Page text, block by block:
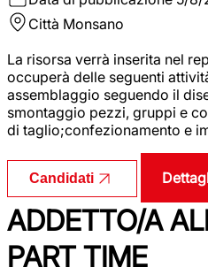
Città Monsano
La risorsa verrà inserita nel
occuperà delle seguenti
assemblaggio seguendo il
smontaggio pezzi, gruppi e
di taglio;confezionamento e
Candidati
ADDETTO/A
PART TIME